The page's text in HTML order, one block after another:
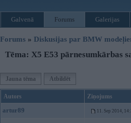
Galvenā Forums Galerijas
Forums » Diskusijas par BMW
Tēma: X5 E53 pārnesumkārbas
Jauna tēma Atbildēt
Autors Ziņojums
artur89 11. Sep 2014,